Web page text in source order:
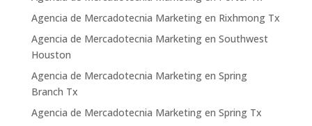
Agencia de Mercadotecnia Marketing en Rixhmong Tx
Agencia de Mercadotecnia Marketing en Southwest
Houston
Agencia de Mercadotecnia Marketing en Spring
Branch Tx
Agencia de Mercadotecnia Marketing en Spring Tx